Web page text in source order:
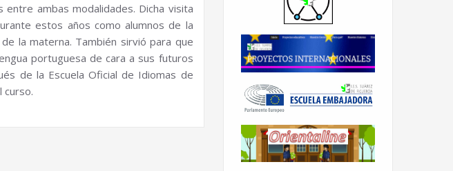
ambas modalidades. Dicha visita
estos años como alumnos de la
la materna. También sirvió para que
portuguesa de cara a sus futuros
de la Escuela Oficial de Idiomas de
curso.